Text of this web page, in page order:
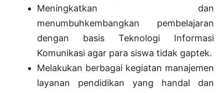
Meningkatkan dan
menumbuhkembangkan pembelajaran
dengan basis Teknologi Informasi
Komunikasi agar para siswa tidak gaptek.
Melakukan berbagai kegiatan manajemen
layanan pendidikan yang handal dan